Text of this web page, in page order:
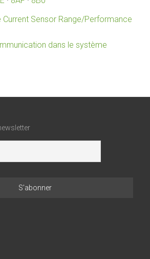
Sensor Range/Performance
dans le système